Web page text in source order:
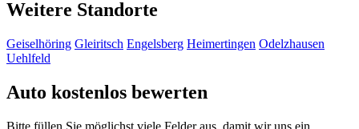
Weitere Standorte
Geiselhöring Gleiritsch Engelsberg Heimertingen Odelzhausen
Uehlfeld
Auto kostenlos bewerten
Bitte füllen Sie möglichst viele Felder aus, damit wir uns ein